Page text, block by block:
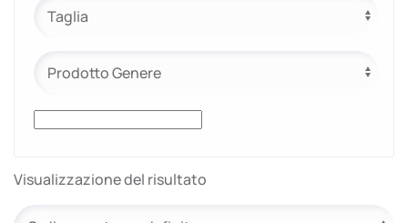
Visualizzazione del risultato